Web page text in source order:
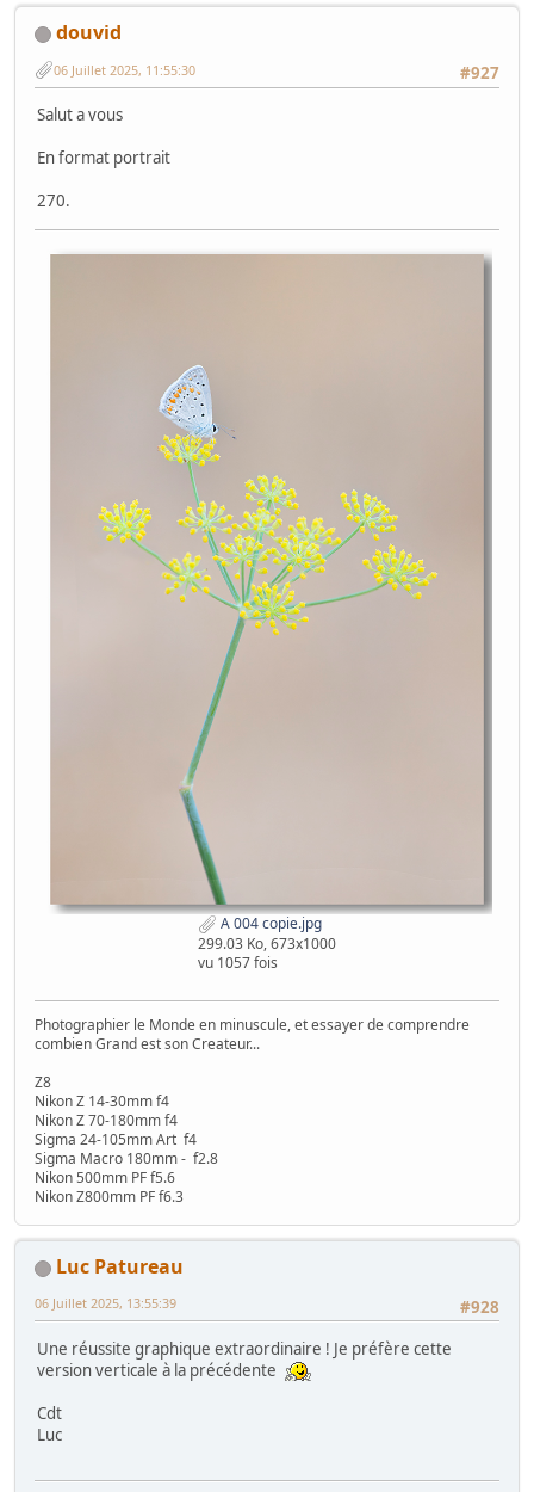
douvid
#927
06 Juillet 2025, 11:55:30
Salut a vous
En format portrait
270.
A 004 copie.jpg
299.03 Ko, 673x1000
vu 1057 fois
Photographier le Monde en minuscule, et essayer de comprendre
combien Grand est son Createur...
Z8
Nikon Z 14-30mm f4
Nikon Z 70-180mm f4
Sigma 24-105mm Art f4
Sigma Macro 180mm - f2.8
Nikon 500mm PF f5.6
Nikon Z800mm PF f6.3
Luc Patureau
#928
06 Juillet 2025, 13:55:39
Une réussite graphique extraordinaire ! Je préfère cette
version verticale à la précédente
Cdt
Luc